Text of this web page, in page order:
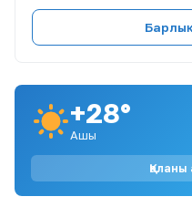
8
«Қоғамдық
9
807 адам қаза
ҚазАвтоЖолға
10
Сорлаған
+28°
Ашық